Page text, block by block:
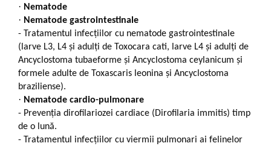
· Nematode
· Nematode gastrointestinale
- Tratamentul infecţiilor cu nematode gastrointestinale
(larve L3, L4 şi adulţi de Toxocara cati, larve L4 și adulți de
Ancyclostoma tubaeforme şi Ancyclostoma ceylanicum și
formele adulte de Toxascaris leonina și Ancyclostoma
braziliense).
· Nematode cardio-pulmonare
- Prevenția dirofilariozei cardiace (Dirofilaria immitis) timp
de o lună.
- Tratamentul infecțiilor cu viermii pulmonari ai felinelor